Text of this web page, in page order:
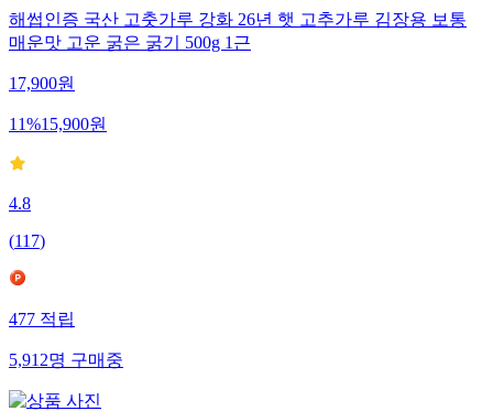
해썹인증 국산 고춧가루 강화 26년 햇 고추가루 김장용 보통
매운맛 고운 굵은 굵기 500g 1근
17,900원
11%15,900원
4.8
(117)
477 적립
5,912명 구매중